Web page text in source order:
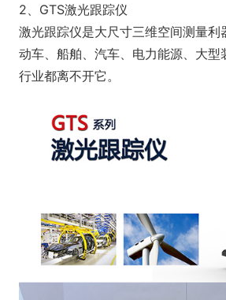
2、GTS激光跟踪仪
激光跟踪仪是大尺寸三维空间测量利
动车、船舶、汽车、电力能源、大型
行业都离不开它。